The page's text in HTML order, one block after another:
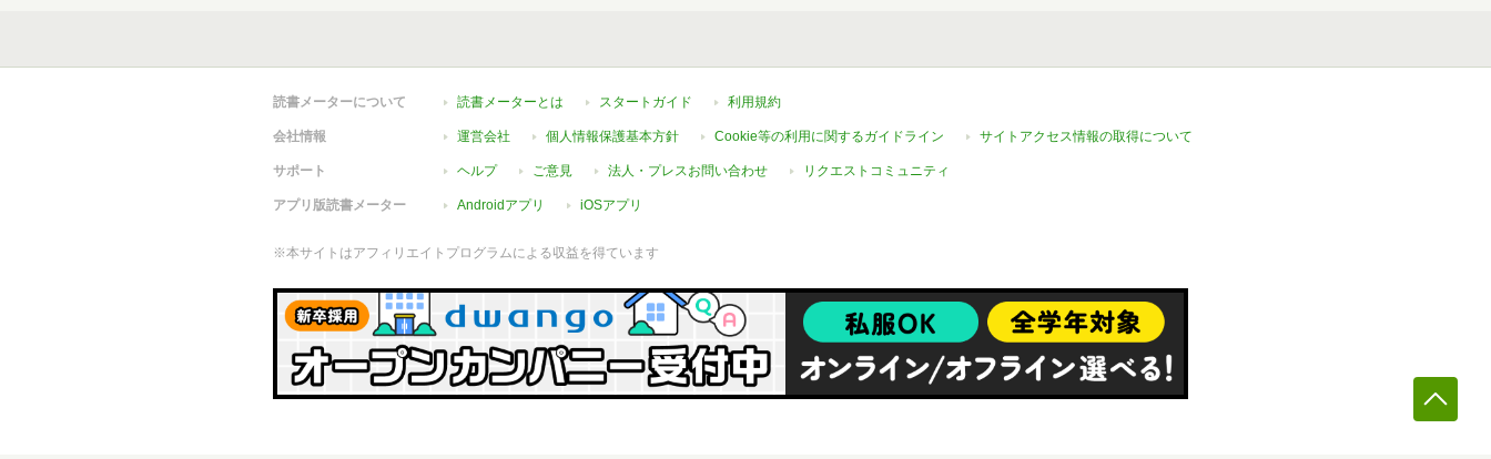
読書メーターについて 読書メーターとは スタートガイド 利用規約
会社情報 運営会社 個人情報保護基本方針 Cookie等の利用に関するガイドライン サイトアクセス情報の取得について
サポート ヘルプ ご意見 法人・プレスお問い合わせ リクエストコミュニティ
アプリ版読書メーター Androidアプリ iOSアプリ
※本サイトはアフィリエイトプログラムによる収益を得ています